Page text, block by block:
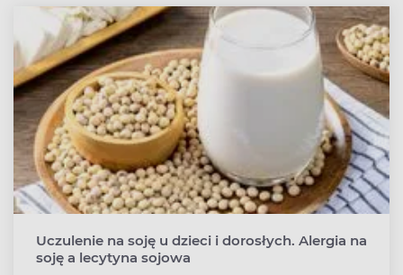
Uczulenie na soję u dzieci i dorosłych. Alergia na
soję a lecytyna sojowa